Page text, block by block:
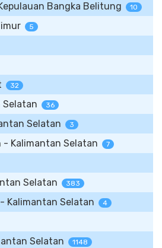
Bangka Belitung 10
5
32
Selatan 36
Selatan 3
- Kalimantan Selatan 7
Selatan 383
Kalimantan Selatan 4
Selatan 1148